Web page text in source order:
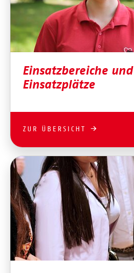
Einsatzbereiche und
Einsatzplätze
ZUR ÜBERSICHT